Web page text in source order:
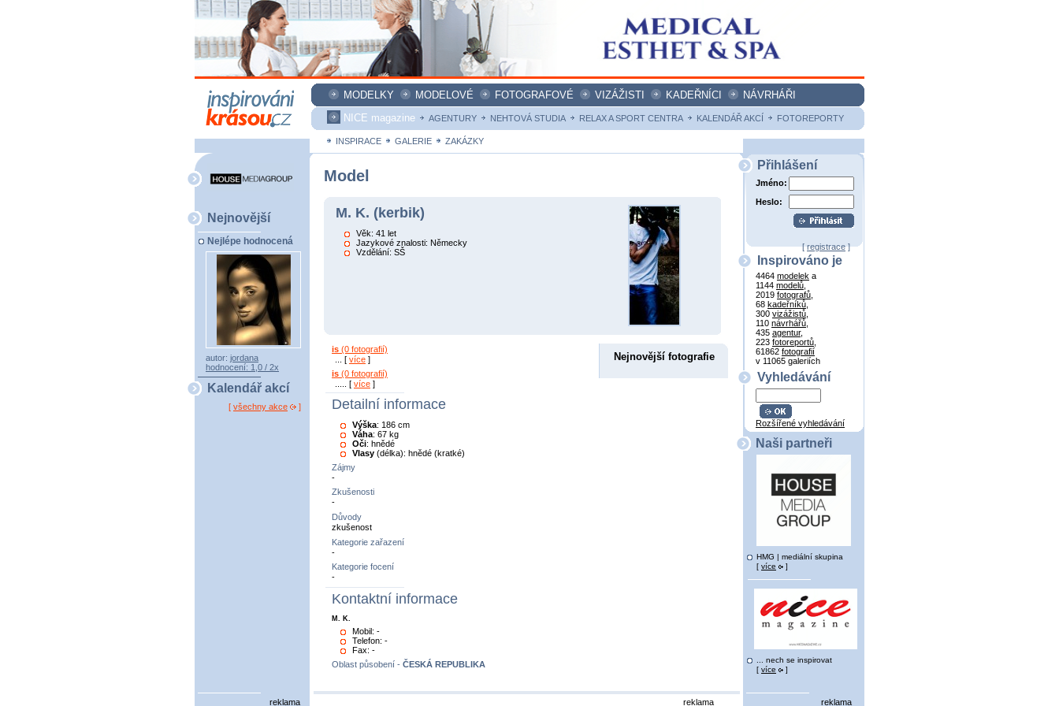
MODELKY MODELOVÉ FOTOGRAFOVÉ VIZÁŽISTI KADEŘNÍCI
NÁVRHÁŘI
NICE magazine
AGENTURY NEHTOVÁ STUDIA RELAX A SPORT CENTRA KALENDÁŘ AKCÍ FOTOREPORTY
INSPIRACE GALERIE ZAKÁZKY
Nejnovější
Nejlépe hodnocená
autor: jordana
hodnocení: 1,0 / 2x
Kalendář akcí
[ všechny akce ]
Model
M. K. (kerbik)
Věk: 41 let
Jazykové znalosti: Německy
Vzdělání: SŠ
Nejnovější fotografie
is (0 fotografií)
... [ více ]
is (0 fotografií)
..... [ více ]
Detailní informace
Výška: 186 cm
Váha: 67 kg
Oči: hnědé
Vlasy (délka): hnědé (kratké)
Zájmy
-
Zkušenosti
-
Důvody
zkušenost
Kategorie zařazení
-
Kategorie focení
-
Kontaktní informace
M. K.
Mobil: -
Telefon: -
Fax: -
Oblast působení - ČESKÁ REPUBLIKA
Přihlášení
Jméno:
Heslo:
[registrace]
Inspirováno je
4464 modelek a
1144 modelů
2019 fotografů
68 kadeřníků
300 vizážistů
110 návrhářů
435 agentur,
223 fotoreportů
61862 fotografií
v 11065 galeriích
Vyhledávání
Rozšířené vyhledávání
Naši partneři
HMG | mediální skupina
[ více ]
... nech se inspirovat
[ více ]
reklama reklama reklama